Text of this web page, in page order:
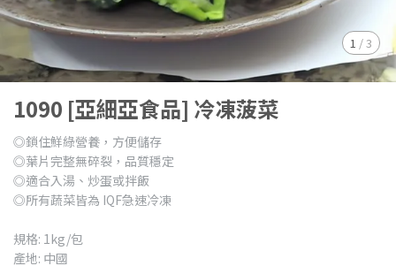
1 /3
1090 [亞細亞食品] 冷凍菠菜
◎鎖住鮮綠營養，方便儲存
◎葉片完整無碎裂，品質穩定
◎適合入湯、炒蛋或拌飯
◎所有蔬菜皆為 IQF急速冷凍
規格: 1kg/包
產地: 中國